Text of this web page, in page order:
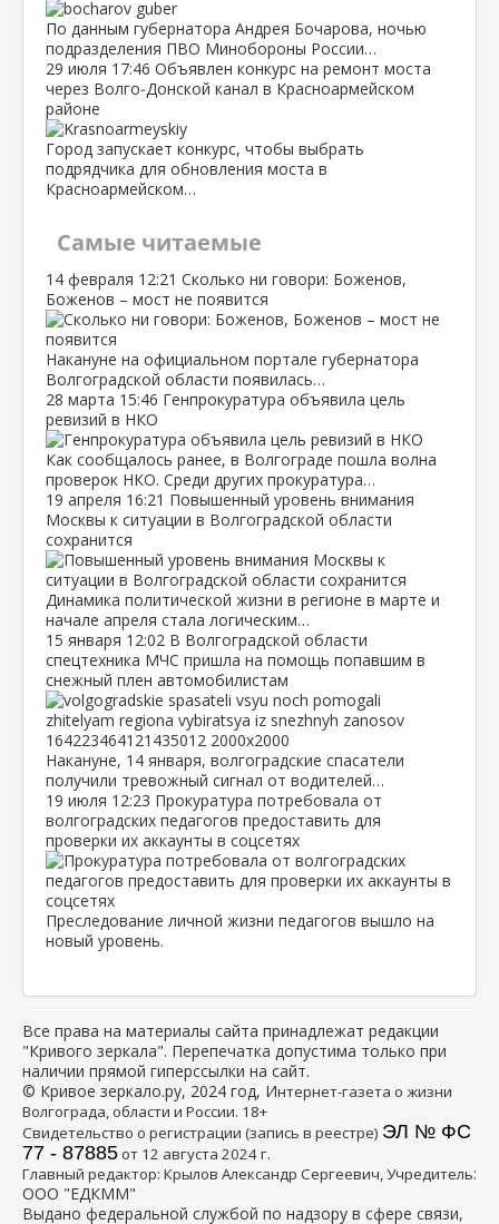
По данным губернатора Андрея Бочарова, ночью
подразделения ПВО Минобороны России…
29 июля 17:46 Объявлен конкурс на ремонт моста
через Волго‑Донской канал в Красноармейском
районе
Город запускает конкурс, чтобы выбрать
подрядчика для обновления моста в
Красноармейском…
Самые читаемые
14 февраля 12:21 Сколько ни говори: Боженов,
Боженов – мост не появится
Накануне на официальном портале губернатора
Волгоградской области появилась…
28 марта 15:46 Генпрокуратура объявила цель
ревизий в НКО
Как сообщалось ранее, в Волгограде пошла волна
проверок НКО. Среди других прокуратура…
19 апреля 16:21 Повышенный уровень внимания
Москвы к ситуации в Волгоградской области
сохранится
Динамика политической жизни в регионе в марте и
начале апреля стала логическим…
15 января 12:02 В Волгоградской области
спецтехника МЧС пришла на помощь попавшим в
снежный плен автомобилистам
Накануне, 14 января, волгоградские спасатели
получили тревожный сигнал от водителей…
19 июля 12:23 Прокуратура потребовала от
волгоградских педагогов предоставить для
проверки их аккаунты в соцсетях
Преследование личной жизни педагогов вышло на
новый уровень.
Все права на материалы сайта принадлежат редакции
"Кривого зеркала". Перепечатка допустима только при
наличии прямой гиперссылки на сайт.
© Кривое зеркало.ру, 2024 год, Интернет-газета о жизни
Волгограда, области и России. 18+
Свидетельство о регистрации (запись в реестре) ЭЛ № ФС
77 - 87885от 12 августа 2024 г.
Главный редактор: Крылов Александр Сергеевич, Учредитель:
ООО "ЕДКММ"
Выдано федеральной службой по надзору в сфере связи,